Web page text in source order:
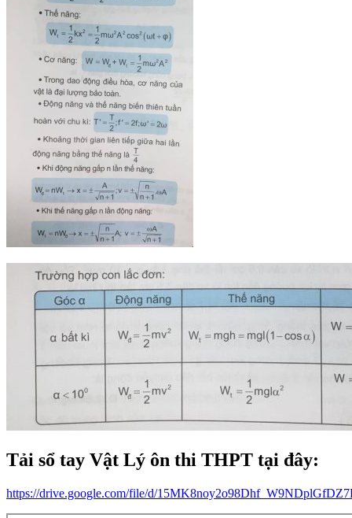
Tải sổ tay Vật Lý ôn thi THPT tại đây:
https://drive.google.com/file/d/